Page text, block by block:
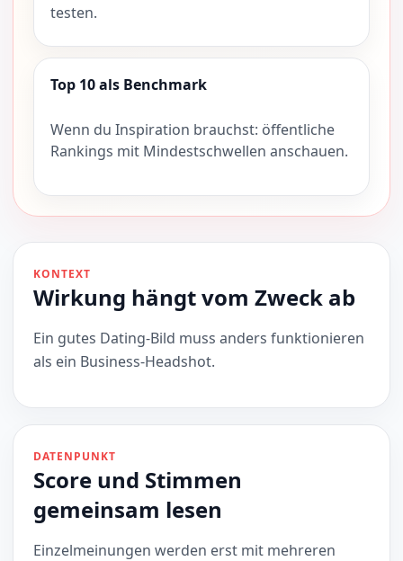
testen.
Top 10 als Benchmark
Wenn du Inspiration brauchst: öffentliche
Rankings mit Mindestschwellen anschauen.
KONTEXT
Wirkung hängt vom Zweck ab
Ein gutes Dating-Bild muss anders funktionieren
als ein Business-Headshot.
DATENPUNKT
Score und Stimmen
gemeinsam lesen
Einzelmeinungen werden erst mit mehreren